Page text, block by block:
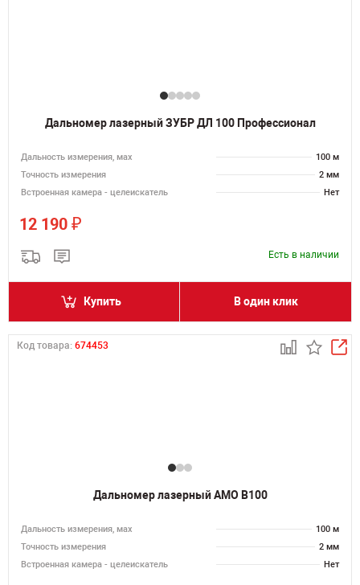
Дальномер лазерный ЗУБР ДЛ 100 Профессионал
Дальность измерения, мах
100 м
Точность измерения
2 мм
Встроенная камера - целеискатель
Нет
12 190 ₽
Есть в наличии
Купить В один клик
Код товара: 674453
Дальномер лазерный AMO B100
Дальность измерения, мах
100 м
Точность измерения
2 мм
Встроенная камера - целеискатель
Нет